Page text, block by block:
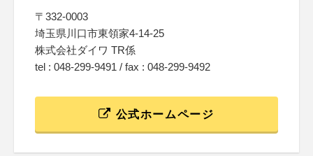
〒332-0003
埼玉県川口市東領家4-14‐25
株式会社ダイワ TR係
tel : 048-299-9491 / fax : 048-299-9492
公式ホームページ